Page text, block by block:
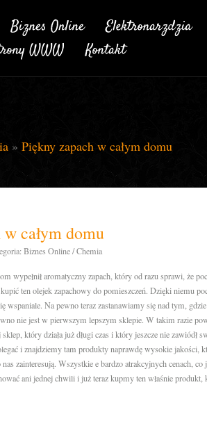
» Piękny zapach w całym domu
całym domu
Biznes Online / Chemia
wypełnił aromatyczny zapach, który od razu sprawi, że
ten olejek zapachowy do pomieszczeń. Dzięki niemu
wspaniale. Na pewno teraz zastanawiamy się nad tym,
nie jest w pierwszym lepszym sklepie. W takim razie
który działa już długi czas i który jeszcze nie zawiódł
i znajdziemy tam produkty naprawdę wysokie jakości,
zainteresują. Wszystkie e bardzo atrakcyjnych cenach, co
ani jednej chwili i już teraz kupmy ten właśnie